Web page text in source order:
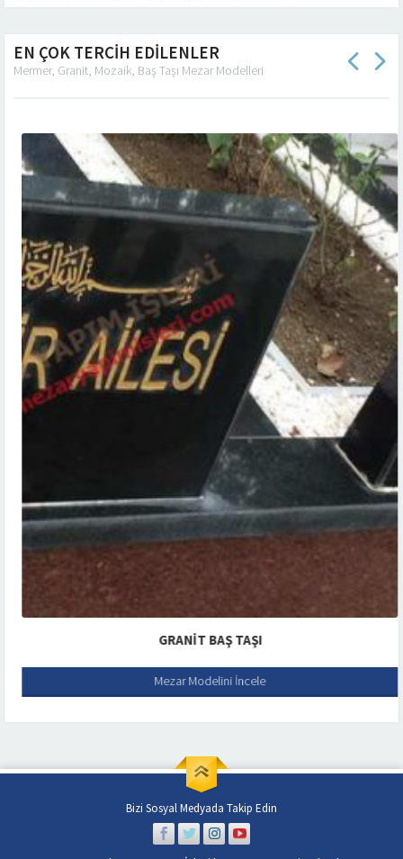
EN ÇOK TERCİH EDİLENLER
Mermer, Granit, Mozaik, Baş Taşı Mezar Modelleri
GRANIT BAŞ TAŞI
Mezar Modelini İncele
Bizi Sosyal Medyada Takip Edin